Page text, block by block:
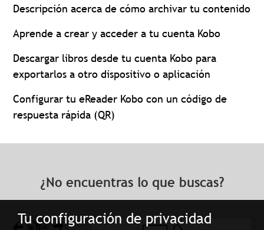
Tu configuración de privacidad
Descripción acerca de cómo archivar tu contenido
Aprende a crear y acceder a tu cuenta Kobo
Descargar libros desde tu cuenta Kobo para
exportarlos a otro dispositivo o aplicación
Configurar tu eReader Kobo con un código de
respuesta rápida (QR)
¿No encuentras lo que buscas?